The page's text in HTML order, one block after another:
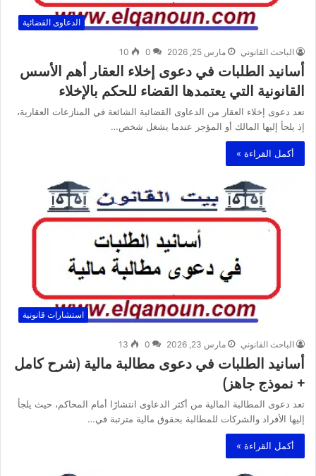
الدعاوى القضائية
الباحث القانوني مارس 25, 2026 0
10
أسانيد الطلبات في دعوى إخلاء العقار أهم الأسس
القانونية التي يعتمدها القضاء للحكم بالإخلاء
تعد دعوى إخلاء العقار من الدعاوى القضائية الشائعة في المنازعات العقارية،
إذ يلجأ إليها المالك أو المؤجر عندما يشغل شخص…
أكمل القراءة »
استشارات قانونية
الباحث القانوني مارس 23, 2026 0
13
أسانيد الطلبات في دعوى مطالبة مالية (شرح كامل
+ نموذج جاهز)
تعد دعوى المطالبة المالية من أكثر الدعاوى انتشارًا أمام المحاكم، حيث يلجأ
إليها الأفراد والشركات للمطالبة بحقوق مالية مترتبة في…
أكمل القراءة »